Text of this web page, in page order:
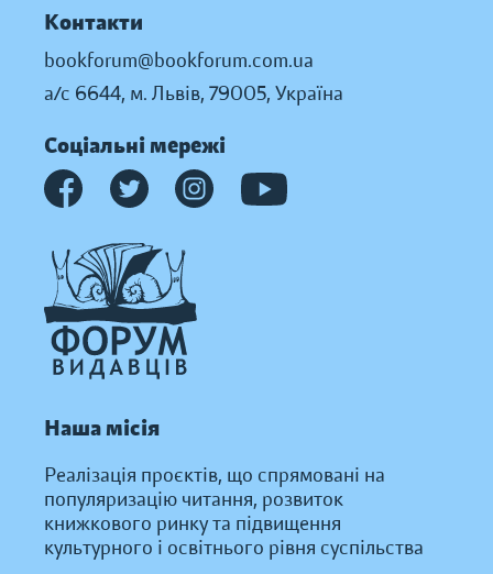
Контакти
bookforum@bookforum.com.ua
а/с 6644, м. Львів, 79005, Україна
Соціальні мережі
Наша місія
Реалізація проєктів, що спрямовані на
популяризацію читання, розвиток
книжкового ринку та підвищення
культурного і освітнього рівня суспільства